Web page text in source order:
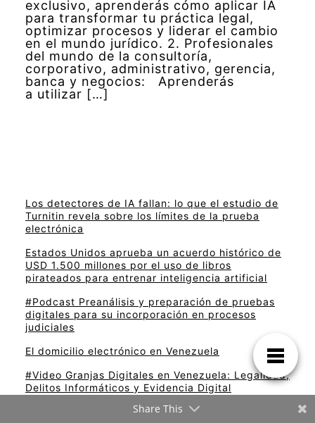
exclusivo, aprenderás cómo aplicar IA
para transformar tu práctica legal,
optimizar procesos y liderar el cambio
en el mundo jurídico. 2. Profesionales
del mundo de la consultoría,
corporativo, administrativo, gerencia,
banca y negocios: Aprenderás
a utilizar […]
Los detectores de IA fallan: lo que el estudio de
Turnitin revela sobre los límites de la prueba
electrónica
Estados Unidos aprueba un acuerdo histórico de
USD 1.500 millones por el uso de libros
pirateados para entrenar inteligencia artificial
#Podcast Preanálisis y preparación de pruebas
digitales para su incorporación en procesos
judiciales
El domicilio electrónico en Venezuela
#Video Granjas Digitales en Venezuela: Legalidad,
Delitos Informáticos y Evidencia Digital
Share This